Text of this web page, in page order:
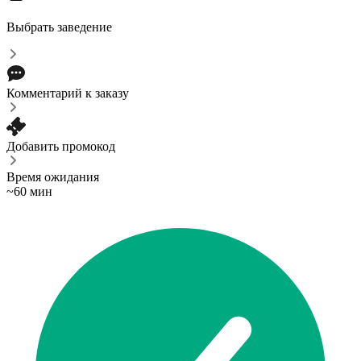
Выбрать заведение
Комментарий к заказу
Добавить промокод
Время ожидания
~60 мин